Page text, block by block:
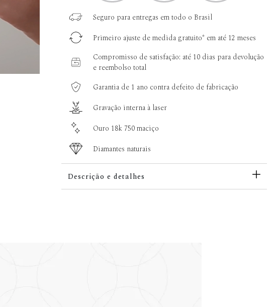
Seguro para entregas em todo o Brasil
Primeiro ajuste de medida gratuito* em até 12 meses
Compromisso de satisfação: até 10 dias para devolução
e reembolso total
Garantia de 1 ano contra defeito de fabricação
Gravação interna à laser
Ouro 18k 750 maciço
Diamantes naturais
Descrição e detalhes